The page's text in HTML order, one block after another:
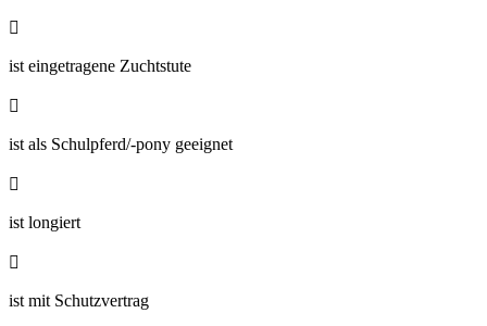

ist eingetragene Zuchtstute

ist als Schulpferd/-pony geeignet

ist longiert

ist mit Schutzvertrag